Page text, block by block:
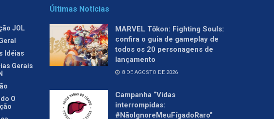
JOL
Idéias
Gerais
O
Últimas Notícias
MARVEL Tōkon: Fighting Souls:
confira o guia de gameplay de
todos os 20 personagens de
lançamento
8 DE AGOSTO DE 2026
Campanha “Vidas
interrompidas:
#NãoIgnoreMeuFígadoRaro”